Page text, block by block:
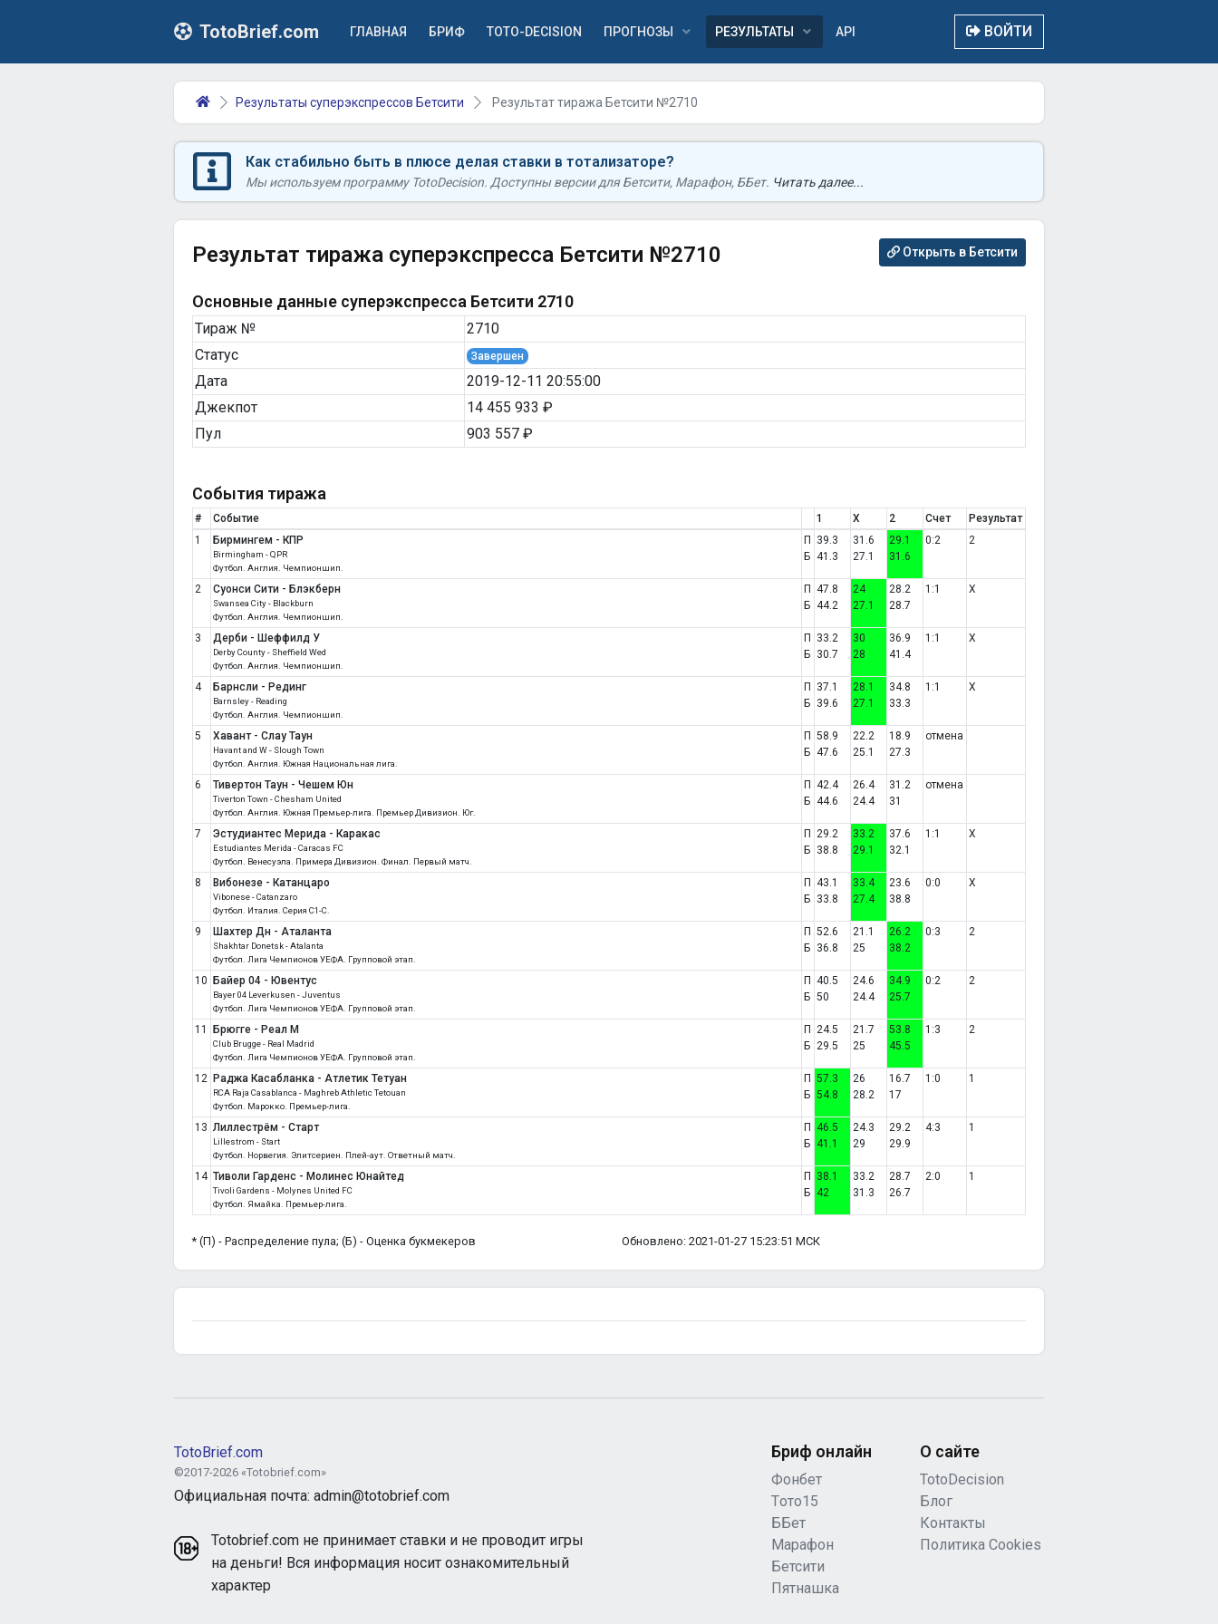
TotoBrief.com ГЛАВНАЯ БРИФ TOTO-DECISION ПРОГНОЗЫ РЕЗУЛЬТАТЫ API ВОЙТИ
Результаты суперэкспрессов Бетсити Результат тиража Бетсити №2710
Как стабильно быть в плюсе делая ставки в тотализаторе?
Мы используем программу TotoDecision. Доступны версии для Бетсити, Марафон, ББет. Читать далее...
Результат тиража суперэкспресса Бетсити №2710 Открыть в Бетсити
Основные данные суперэкспресса Бетсити 2710
Тираж №
2710
Статус
Завершен
Дата
2019-12-11 20:55:00
Джекпот
14 455 933 ₽
Пул
903 557 ₽
События тиража
# Событие 1 X 2 Счет
Результат
1
Бирмингем - КПР
Birmingham - QPR
Футбол. Англия. Чемпионшип.
П
Б
39.3
41.3
31.6
27.1
29.1
31.6
0:2 2
2 Суонси Сити - Блэкберн
Swansea City - Blackburn
Футбол. Англия. Чемпионшип.
П
Б
47.8
44.2
24
27.1
28.2
28.7
1:1 X
3 Дерби - Шеффилд У
Derby County - Sheffield Wed
Футбол. Англия. Чемпионшип.
П
Б
33.2
30.7
30
28
36.9
41.4
1:1 X
4 Барнсли - Рединг
Barnsley - Reading
Футбол. Англия. Чемпионшип.
П
Б
37.1
39.6
28.1
27.1
34.8
33.3
1:1 X
5 Хавант - Слау Таун
Havant and W - Slough Town
Футбол. Англия. Южная Национальная лига.
П
Б
58.9
47.6
22.2
25.1
18.9
27.3
отмена
6 Тивертон Таун - Чешем Юн
Tiverton Town - Chesham United
Футбол. Англия. Южная Премьер-лига. Премьер Дивизион. Юг.
П
Б
42.4
44.6
26.4
24.4
31.2
31
отмена
7 Эстудиантес Мерида - Каракас
Estudiantes Merida - Caracas FC
Футбол. Венесуэла. Примера Дивизион. Финал. Первый матч.
П
Б
29.2
38.8
33.2
29.1
37.6
32.1
1:1 X
8 Вибонезе - Катанцаро
Vibonese - Catanzaro
Футбол. Италия. Серия C1-C.
П
Б
43.1
33.8
33.4
27.4
23.6
38.8
0:0 X
9 Шахтер Дн - Аталанта
Shakhtar Donetsk - Atalanta
Футбол. Лига Чемпионов УЕФА. Групповой этап.
П
Б
52.6
36.8
21.1
25
26.2
38.2
0:3 2
10 Байер 04 - Ювентус
Bayer 04 Leverkusen - Juventus
Футбол. Лига Чемпионов УЕФА. Групповой этап.
П
Б
40.5
50
24.6
24.4
34.9
25.7
0:2 2
11 Брюгге - Реал М
Club Brugge - Real Madrid
Футбол. Лига Чемпионов УЕФА. Групповой этап.
П
Б
24.5
29.5
21.7
25
53.8
45.5
1:3 2
12 Раджа Касабланка - Атлетик Тетуан
RCA Raja Casablanca - Maghreb Athletic Tetouan
Футбол. Марокко. Премьер-лига.
П
Б
57.3
54.8
26
28.2
16.7
17
1:0 1
13 Лиллестрём - Старт
Lillestrom - Start
Футбол. Норвегия. Элитсериен. Плей-аут. Ответный матч.
П
Б
46.5
41.1
24.3
29
29.2
29.9
4:3 1
14 Тиволи Гарденс - Молинес Юнайтед
Tivoli Gardens - Molynes United FC
Футбол. Ямайка. Премьер-лига.
П
Б
38.1
42
33.2
31.3
28.7
26.7
2:0 1
* (П) - Распределение пула; (Б) - Оценка букмекеров Обновлено: 2021-01-27 15:23:51 МСК
TotoBrief.com
©2017-2026 «Totobrief.com»
Официальная почта: admin@totobrief.com
Totobrief.com не принимает ставки и не проводит игры
на деньги! Вся информация носит ознакомительный
характер
Бриф онлайн
Фонбет
Tото15
ББет
Марафон
Бетсити
Пятнашка
О сайте
TotoDecision
Блог
Контакты
Политика Cookies